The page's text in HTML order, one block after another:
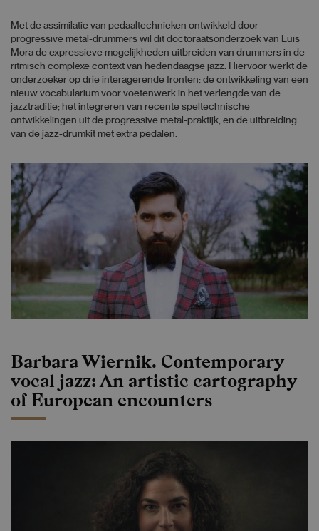
Met de assimilatie van pedaaltechnieken ontwikkeld door
progressive metal-drummers wil dit doctoraatsonderzoek van Luis
Mora de expressieve mogelijkheden uitbreiden van drummers in de
ritmisch complexe context van hedendaagse jazz. Hiervoor werkt de
onderzoeker op drie interagerende fronten: de ontwikkeling van een
nieuw vocabularium voor voetenwerk in het verlengde van de
jazztraditie; het integreren van recente speltechnische
ontwikkelingen uit de progressive metal-praktijk; en de uitbreiding
van de jazz-drumkit met extra pedalen.
Barbara Wiernik. Contemporary
vocal jazz: An artistic cartography
of European encounters